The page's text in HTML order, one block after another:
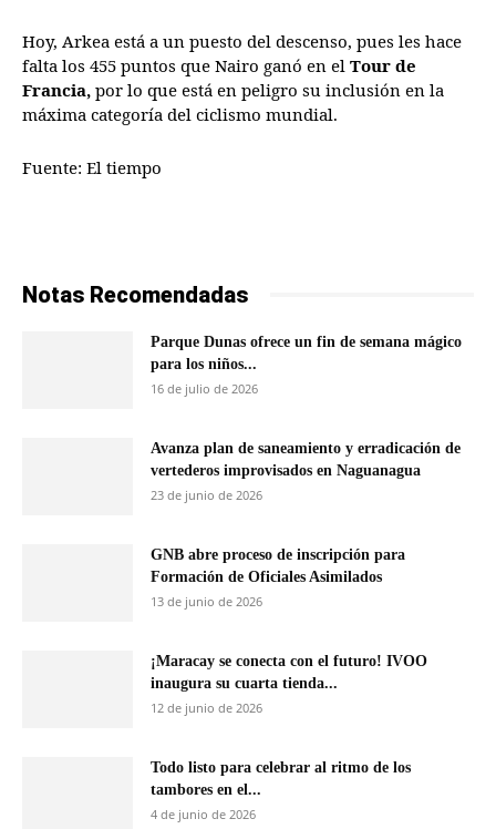
Hoy, Arkea está a un puesto del descenso, pues les hace
falta los 455 puntos que Nairo ganó en el Tour de
Francia, por lo que está en peligro su inclusión en la
máxima categoría del ciclismo mundial.
Fuente: El tiempo
Notas Recomendadas
Parque Dunas ofrece un fin de semana mágico
para los niños...
16 de julio de 2026
Avanza plan de saneamiento y erradicación de
vertederos improvisados en Naguanagua
23 de junio de 2026
GNB abre proceso de inscripción para
Formación de Oficiales Asimilados
13 de junio de 2026
¡Maracay se conecta con el futuro! IVOO
inaugura su cuarta tienda...
12 de junio de 2026
Todo listo para celebrar al ritmo de los
tambores en el...
4 de junio de 2026